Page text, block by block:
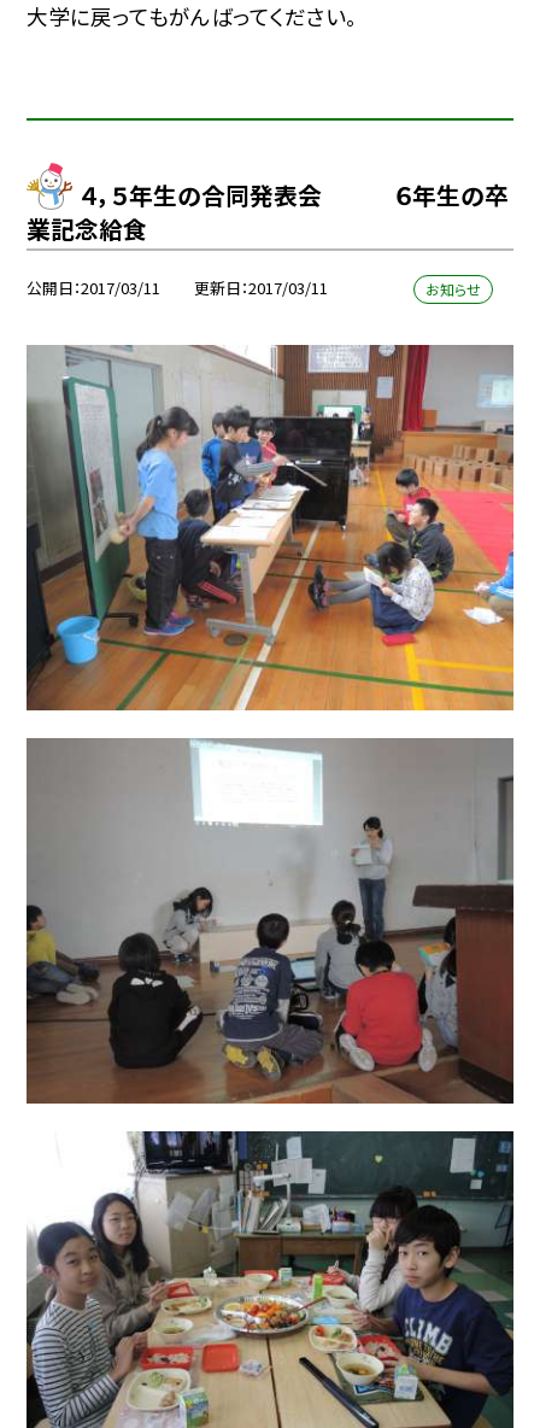
大学に戻ってもがんばってください。
４，５年生の合同発表会 ６年生の卒
業記念給食
公開日 2017/03/11 更新日 2017/03/11 お知らせ